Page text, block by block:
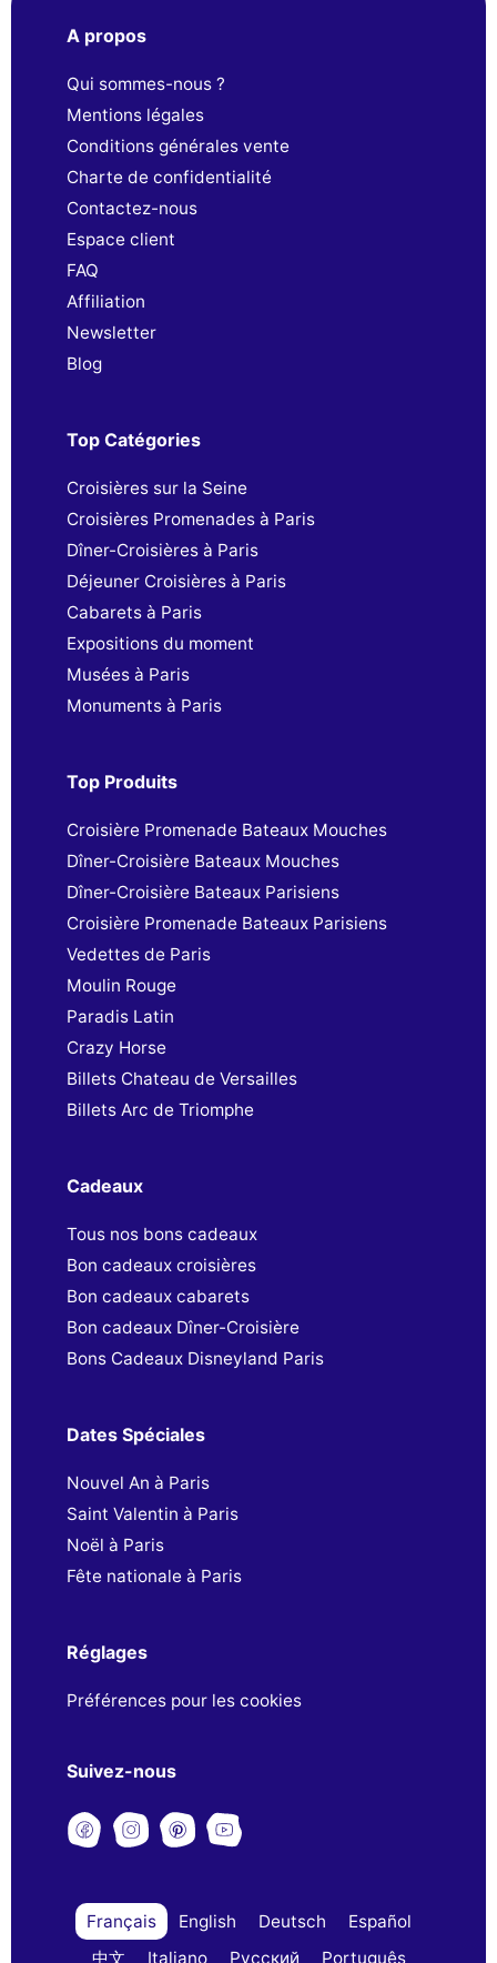
A propos
Qui sommes-nous ?
Mentions légales
Conditions générales vente
Charte de confidentialité
Contactez-nous
Espace client
FAQ
Affiliation
Newsletter
Blog
Top Catégories
Croisières sur la Seine
Croisières Promenades à Paris
Dîner-Croisières à Paris
Déjeuner Croisières à Paris
Cabarets à Paris
Expositions du moment
Musées à Paris
Monuments à Paris
Top Produits
Croisière Promenade Bateaux Mouches
Dîner-Croisière Bateaux Mouches
Dîner-Croisière Bateaux Parisiens
Croisière Promenade Bateaux Parisiens
Vedettes de Paris
Moulin Rouge
Paradis Latin
Crazy Horse
Billets Chateau de Versailles
Billets Arc de Triomphe
Cadeaux
Tous nos bons cadeaux
Bon cadeaux croisières
Bon cadeaux cabarets
Bon cadeaux Dîner-Croisière
Bons Cadeaux Disneyland Paris
Dates Spéciales
Nouvel An à Paris
Saint Valentin à Paris
Noël à Paris
Fête nationale à Paris
Réglages
Préférences pour les cookies
Suivez-nous
Français English Deutsch
Español
中文
Italiano Русский Português